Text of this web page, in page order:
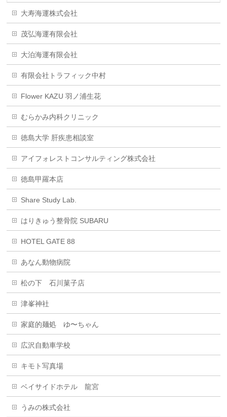
大寿海運株式会社
茂弘海運有限会社
大泊海運有限会社
有限会社トラフィック中村
Flower KAZU 羽ノ浦生花
むらかみ内科クリニック
徳島大学 肝疾患相談室
アイフォレストコンサルティング株式会社
徳島甲羅本店
Share Study Lab.
はりきゅう整骨院 SUBARU
HOTEL GATE 88
あなん動物病院
松の下 石川菓子店
津峯神社
家庭的麺処 ゆ〜ちゃん
広沢自動車学校
キモト写真場
ベイサイドホテル 龍宮
うみの株式会社